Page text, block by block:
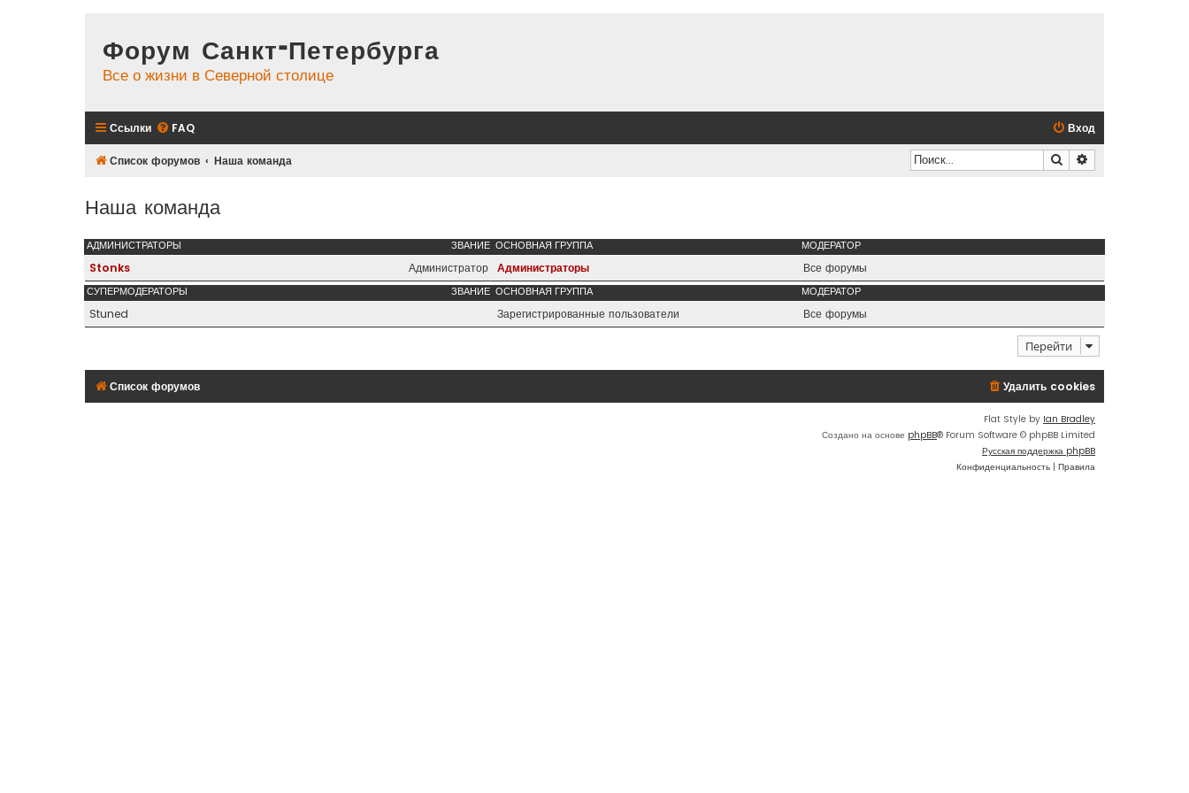
Форум Санкт-Петербурга
Все о жизни в Северной столице
Ссылки FAQ Вход
Список форумов Наша команда Поиск
Наша команда
ЗВАНИЕ
АДМИНИСТРАТОРЫ ОСНОВНАЯ ГРУППА МОДЕРАТОР
Администратор
Stonks Администраторы Все форумы
ЗВАНИЕ
СУПЕРМОДЕРАТОРЫ ОСНОВНАЯ ГРУППА МОДЕРАТОР
Stuned Зарегистрированные пользователи Все форумы
Перейти
Список форумов Удалить cookies
Flat Style by Ian Bradley
Создано на основе phpBB® Forum Software © phpBB Limited
Русская поддержка phpBB
Конфиденциальность | Правила